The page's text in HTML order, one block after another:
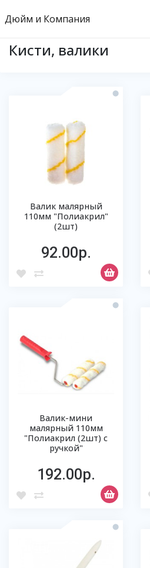
Дюйм и Компания
Кисти, валики
Валик малярный
110мм "Полиакрил"
(2шт)
92.00р.
Валик-мини
малярный 110мм
"Полиакрил (2шт) с
ручкой"
192.00р.